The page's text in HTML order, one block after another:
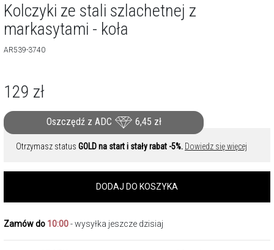
Kolczyki ze stali szlachetnej z
markasytami - koła
AR539-3740
129 zł
Oszczędź z ADC 6,45 zł
Otrzymasz status GOLD na start i stały rabat -5%. Dowiedz się więcej
DODAJ DO KOSZYKA
Zamów do 10:00- wysyłka jeszcze dzisiaj